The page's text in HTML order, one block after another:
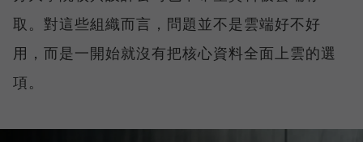
取。對這些組織而言，問題並不是雲端好不好
用，而是一開始就沒有把核心資料全面上雲的選
項。